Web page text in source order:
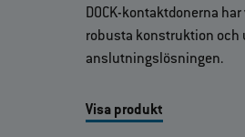
DOCK‑kontaktdonerna
robusta konstruktion och
anslutningslösningen.
Visa produkt